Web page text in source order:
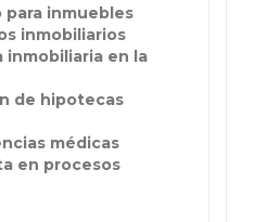
para inmuebles
inmobiliarios
inmobiliaria en la
de hipotecas
médicas
en procesos